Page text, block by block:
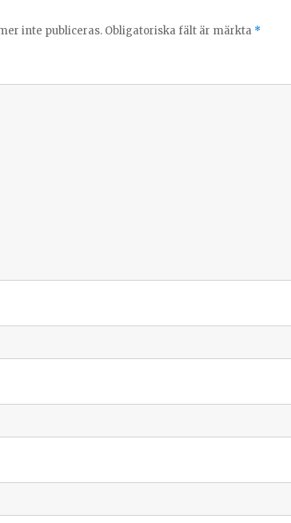
inte publiceras. Obligatoriska fält är märkta *